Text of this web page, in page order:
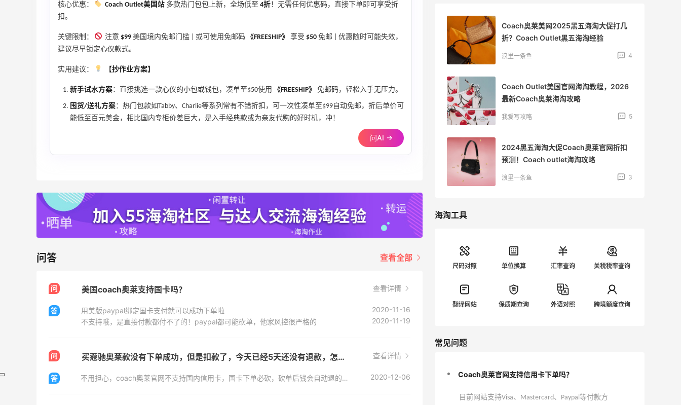
核心优惠： Coach Outlet美国站 多款热门包包上新，全场低至 4折！无需任何优惠码，直接下单即可享受折
扣。
关键限制： 注意 $99 美国境内免邮门槛 | 或可使用免邮码 《FREESHIP》 享受 $50 免邮 | 优惠随时可能失效，
建议尽早锁定心仪款式。
实用建议： 【抄作业方案】
新手试水方案：直接挑选一款心仪的小包或钱包，凑单至$50使用 《FREESHIP》 免邮码，轻松入手无压力。
囤货/送礼方案：热门包款如Tabby、Charlie等系列常有不错折扣，可一次性凑单至$99自动免邮，折后单价可
能低至百元美金，相比国内专柜价差巨大，是入手经典款或为亲友代购的好时机，冲！
问AI →
问答 查看全部
问 美国coach奥莱支持国卡吗？ 查看详情
答 用美版paypal绑定国卡支付就可以成功下单啦
2020-11-16
不支持哦，是直接付款都付不了的！paypal都可能砍单，他家风控很严格的
2020-11-19
问 买蔻驰奥莱款没有下单成功，但是扣款了，今天已经5天还没有退款，怎么办呀，姐妹们 查看详情
答 不用担心，coach奥莱官网不支持国内信用卡，国卡下单必砍，砍单后钱会自动退的，你只需要留意你的信用卡未出账单里有没有就可以了。账单日的账单发出来，就不会有这一笔消费 2020-12-06
折？Coach Outlet黑五海淘经验
Coach Outlet美国官网海淘教程，2026
我爱写攻略
2024黑五海淘大促Coach奥莱官网折扣
Coach奥莱美网2025黑五海淘大促打几
折？Coach Outlet黑五海淘经验
浪里一条鱼 4
Coach Outlet美国官网海淘教程，2026
最新Coach奥莱海淘攻略
我爱写攻略 5
2024黑五海淘大促Coach奥莱官网折扣
预测！Coach outlet海淘攻略
浪里一条鱼 3
海淘工具
尺码对照 单位换算 汇率查询 关税税率查询
翻译网站 保质期查询 外语对照 跨境额度查询
常见问题
Coach奥莱官网支持信用卡下单吗？
目前网站支持Visa、Mastercard、Paypal等付款方